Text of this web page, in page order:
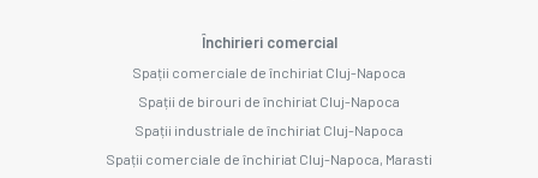
Închirieri comercial
Spații comerciale de închiriat Cluj-Napoca
Spații de birouri de închiriat Cluj-Napoca
Spații industriale de închiriat Cluj-Napoca
Spații comerciale de închiriat Cluj-Napoca, Marasti